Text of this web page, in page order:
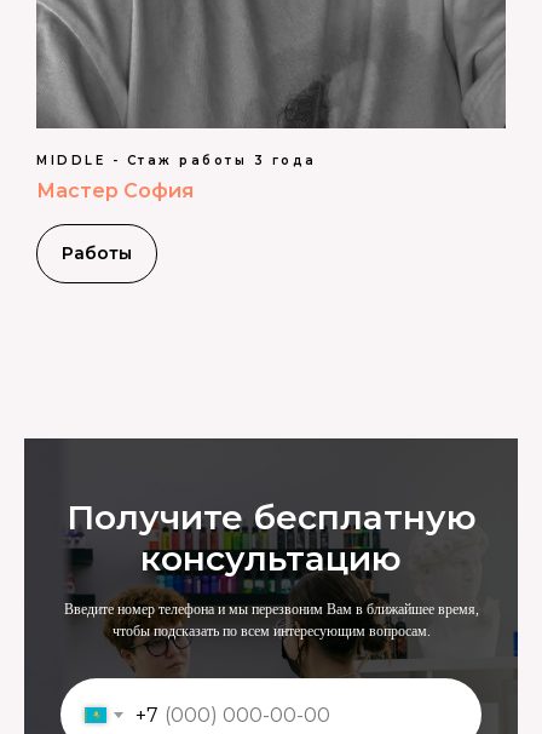
MIDDLE - Стаж работы 3 года
Мастер София
Работы
Получите бесплатную
консультацию
Введите номер телефона и мы перезвоним Вам в ближайшее время,
чтобы подсказать по всем интересующим вопросам.
+7